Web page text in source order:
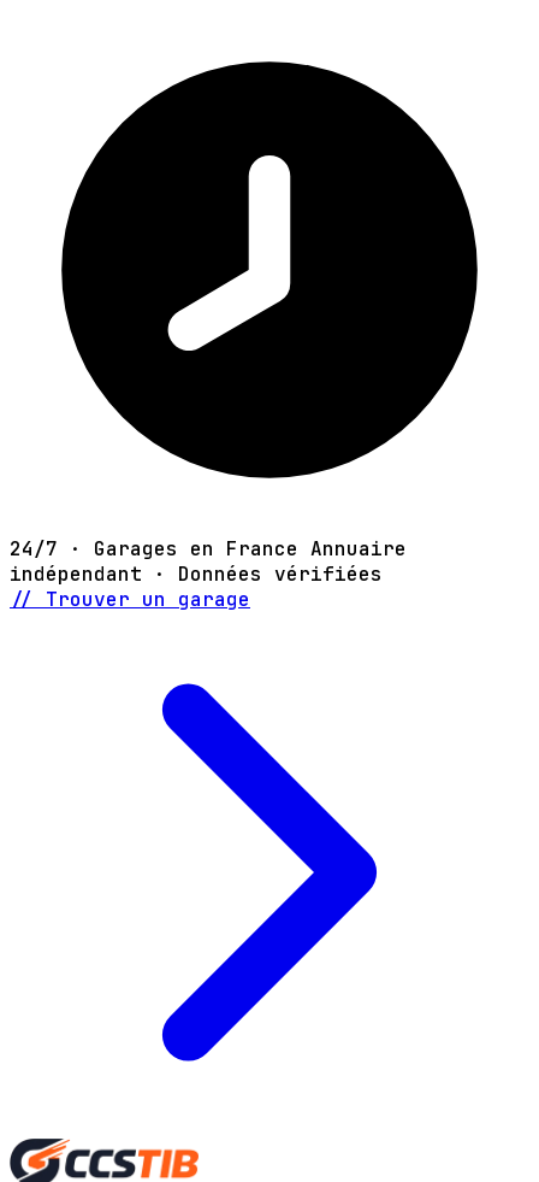
24/7 · Garages en France Annuaire
indépendant · Données vérifiées
// Trouver un garage